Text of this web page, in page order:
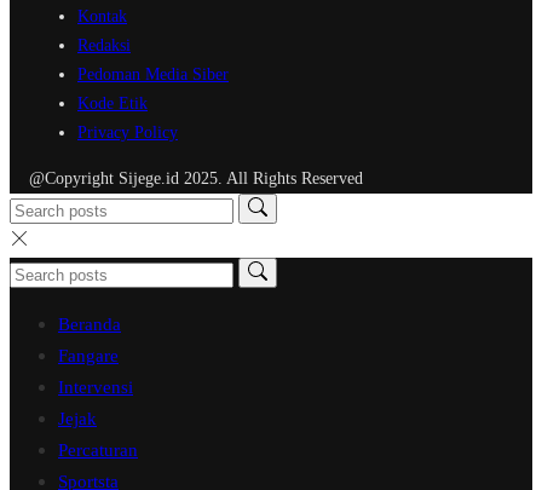
Kontak
Redaksi
Pedoman Media Siber
Kode Etik
Privacy Policy
@Copyright Sijege.id 2025. All Rights Reserved
Beranda
Fangare
Intervensi
Jejak
Percaturan
Sportsta